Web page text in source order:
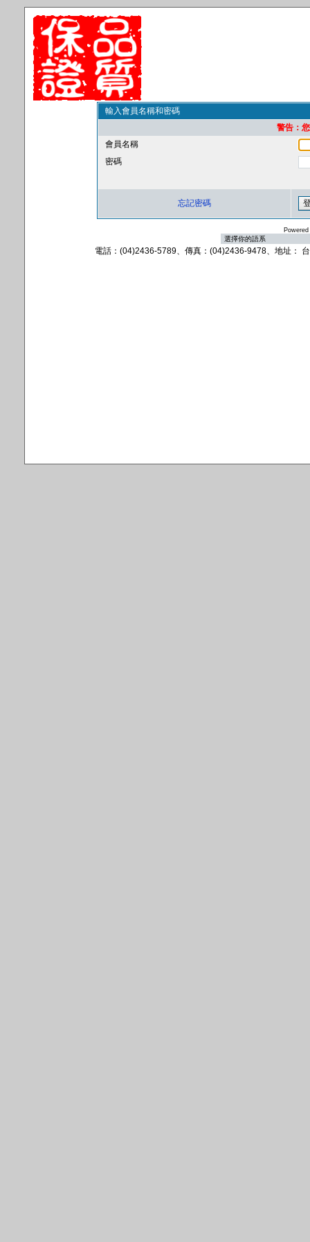
輸入會員名稱和密碼
警告：
會員名稱
密碼
忘記密碼
電話：(04)2436-5789、傳真：(04)2436-9478、地址：